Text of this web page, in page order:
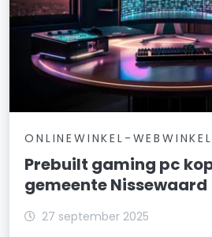
ONLINEWINKEL-
Prebuilt gaming pc
gemeente Nissewaard
27 september 2025